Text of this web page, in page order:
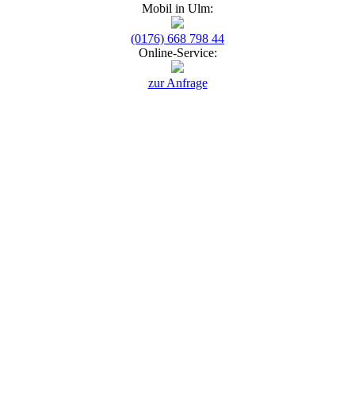
Mobil in Ulm:
(0176) 668 798 44
Online-Service:
zur Anfrage